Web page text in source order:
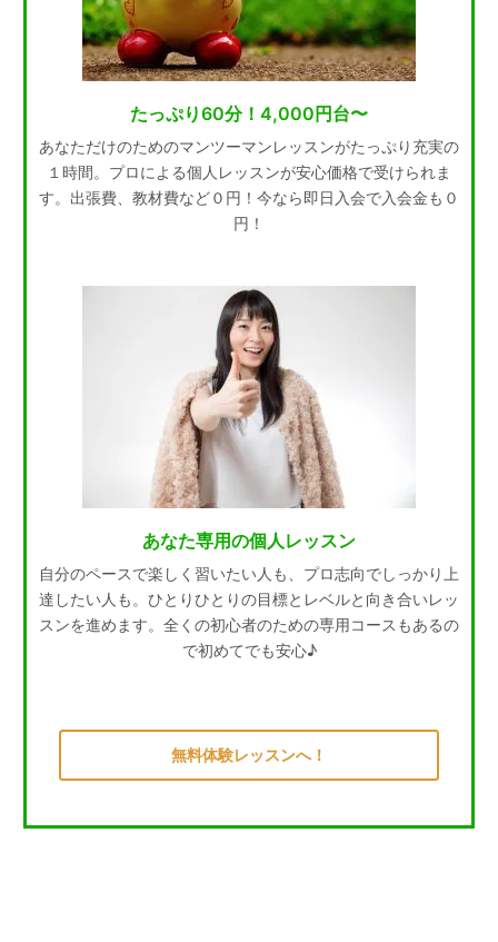
たっぷり60分！4,000円台〜
あなただけのためのマンツーマンレッスンがたっぷり充実の
１時間。プロによる個人レッスンが安心価格で受けられま
す。出張費、教材費など０円！今なら即日入会で入会金も０
円！
あなた専用の個人レッスン
自分のペースで楽しく習いたい人も、プロ志向でしっかり上
達したい人も。ひとりひとりの目標とレベルと向き合いレッ
スンを進めます。全くの初心者のための専用コースもあるの
で初めてでも安心♪
無料体験レッスンへ！